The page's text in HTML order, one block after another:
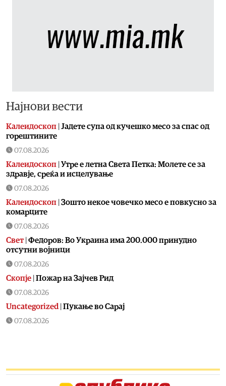
Најнови вести
Калеидоскоп Jадете супа од кучешко месо за спас од
горештините
07.08.2026
Калеидоскоп Утре е летна Света Петка: Молете се за
здравје, среќа и исцелување
07.08.2026
Калеидоскоп Зошто некое човечко месо е повкусно за
комарците
07.08.2026
Свет| Федоров: Во Украина има 200.000 принудно
отсутни војници
07.08.2026
Скопје Пожар на Зајчев Рид
07.08.2026
Uncategorized Пукање во Сарај
07.08.2026
07.08.2026
Деветнаесетгодишник загина во сообраќајна